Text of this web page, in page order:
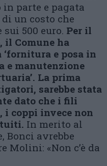
parte e pagata
un costo che
500 euro. Per il
il Comune ha
‘fornitura e posa in
e manutenzione
La prima
sarebbe stata
dato che i fili
i coppi invece non
In merito al
Bonci avrebbe
Molini: «Non c’è da